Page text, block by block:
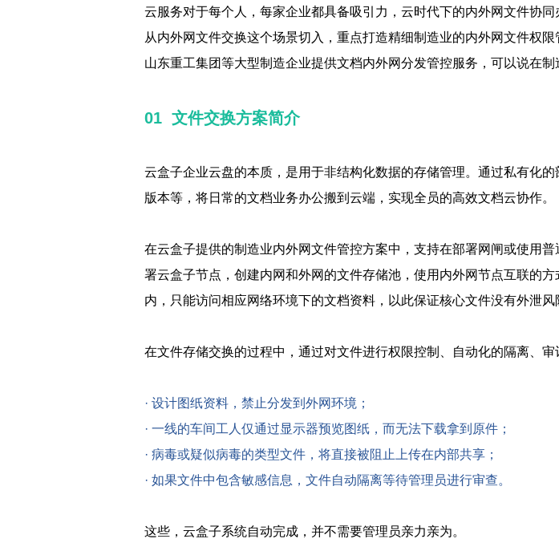
云服务对于每个人，每家企业都具备吸引力，云时代下的内外网文件协
从内外网文件交换这个场景切入，重点打造精细制造业的内外网文件权
山东重工集团等大型制造企业提供文档内外网分发管控服务，可以说在
01 文件交换方案简介
云盒子企业云盘的本质，是用于非结构化数据的存储管理。通过私有化
版本等，将日常的文档业务办公搬到云端，实现全员的高效文档云协作。
在云盒子提供的制造业内外网文件管控方案中，支持在部署网闸或使用
署云盒子节点，创建内网和外网的文件存储池，使用内外网节点互联的
内，只能访问相应网络环境下的文档资料，以此保证核心文件没有外泄风
在文件存储交换的过程中，通过对文件进行权限控制、自动化的隔离、
· 设计图纸资料，禁止分发到外网环境；
· 一线的车间工人仅通过显示器预览图纸，而无法下载拿到原件；
· 病毒或疑似病毒的类型文件，将直接被阻止上传在内部共享；
· 如果文件中包含敏感信息，文件自动隔离等待管理员进行审查。
这些，云盒子系统自动完成，并不需要管理员亲力亲为。